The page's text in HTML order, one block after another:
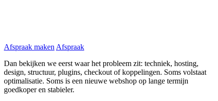
Afspraak maken Afspraak
Dan bekijken we eerst waar het probleem zit: techniek, hosting,
design, structuur, plugins, checkout of koppelingen. Soms volstaat
optimalisatie. Soms is een nieuwe webshop op lange termijn
goedkoper en stabieler.